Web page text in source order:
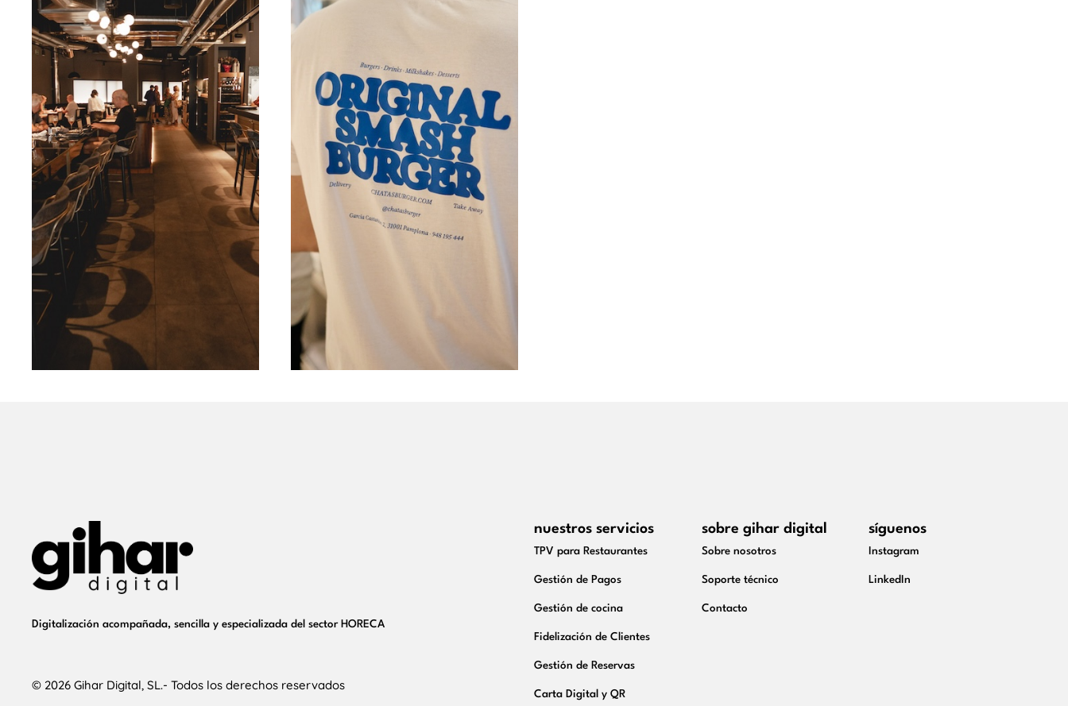
Digitalización acompañada, sencilla y especializada del sector HORECA
© 2026 Gihar Digital, SL.- Todos los derechos reservados
nuestros servicios
TPV para Restaurantes
Gestión de Pagos
Gestión de cocina
Fidelización de Clientes
Gestión de Reservas
Carta Digital y QR
sobre gihar digital
Sobre nosotros
Soporte técnico
Contacto
síguenos
Instagram
LinkedIn